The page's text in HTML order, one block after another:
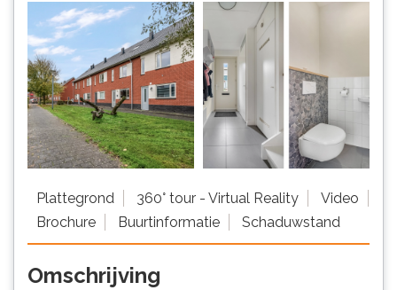
Plattegrond 360° tour - Virtual Reality
Video
Brochure
Buurtinformatie Schaduwstand
Omschrijving